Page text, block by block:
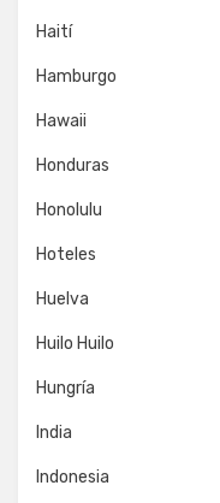
Haití
Hamburgo
Hawaii
Honduras
Honolulu
Hoteles
Huelva
Huilo Huilo
Hungría
India
Indonesia